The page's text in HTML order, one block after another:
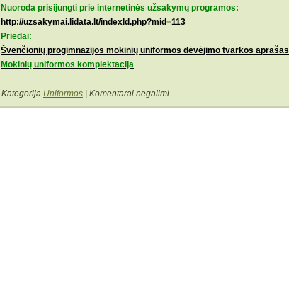
Nuoroda prisijungti prie internetinės užsakymų programos:
http://uzsakymai.lidata.lt/indexld.php?mid=113
Priedai:
Švenčionių progimnazijos mokinių uniformos dėvėjimo tvarkos aprašas
Mokinių uniformos komplektacija
Kategorija Uniformos Komentarai negalimi.